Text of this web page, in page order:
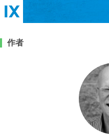
书评
查
查
隐私
作者